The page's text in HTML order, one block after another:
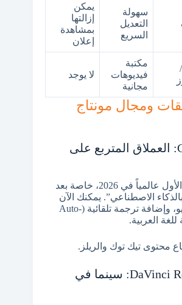
سهولة
التعديل
السريع
يمكن
إزالتها
بمشاهدة
إعلان
مكتبة
فيديوهات
مجانية
لا يوجد
تطبيقات ومجال مونتاج
1. تطبيق CapCut: العملاق المتربع على
الخيار الأول عالمياً في 2026، خاصة بعد
الاصطناعي”. يمكنك الآن
تحويل النص إلى فيديو، وإضافة ترجمة تلقائية (Auto-
محتوى تيك توك والريلز.
2. برنامج DaVinci Resolve: سينما في